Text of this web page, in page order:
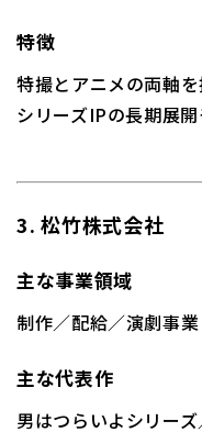
特徴
特撮とアニメの両軸を
シリーズIPの長期展開
3. 松竹株式会社
主な事業領域
制作／配給／演劇事業
主な代表作
男はつらいよシリー